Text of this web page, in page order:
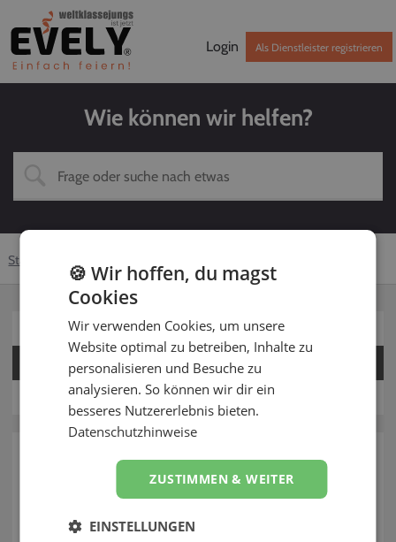
Login Als Dienstleister registrieren
Wie können wir helfen?
Startseite
Für Kunden
Für Dienstleister
In welchem Bereich benötigst du
Fragen rund um EVELY
🍪 Wir hoffen, du magst
Cookies
Wir verwenden Cookies, um unsere
Website optimal zu betreiben, Inhalte zu
personalisieren und Besuche zu
analysieren. So können wir dir ein
besseres Nutzererlebnis bieten.
Datenschutzhinweise
ZUSTIMMEN & WEITER
EINSTELLUNGEN